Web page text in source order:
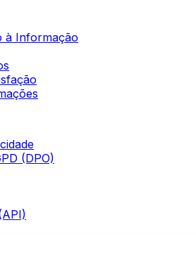
à Informação
(DPO)